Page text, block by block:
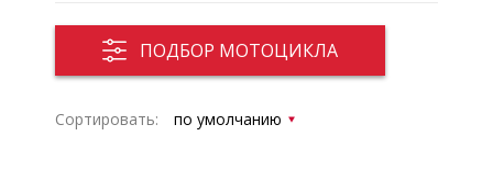
ПОДБОР МОТОЦИКЛА
Сортировать: